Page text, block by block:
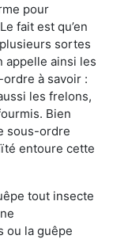
pour
fait est qu’en
sortes
appelle ainsi les
à savoir :
les frelons,
Bien
sous-ordre
entoure cette
tout insecte
ou la guêpe